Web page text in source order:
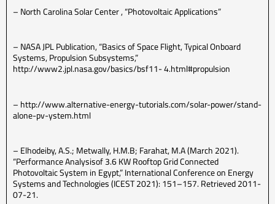
– North Carolina Solar Center , “Photovoltaic Applications”
– NASA JPL Publication, “Basics of Space Flight, Typical Onboard
Systems, Propulsion Subsystems,”
http://www2.jpl.nasa.gov/basics/bsf11- 4.html#propulsion
– http://www.alternative-energy-tutorials.com/solar-power/stand-
alone-pv-ystem.html
– Elhodeiby, A.S.; Metwally, H.M.B; Farahat, M.A (March 2021).
“Performance Analysisof 3.6 KW Rooftop Grid Connected
Photovoltaic System in Egypt,” International Conference on Energy
Systems and Technologies (ICEST 2021): 151–157. Retrieved 2011-
07-21.